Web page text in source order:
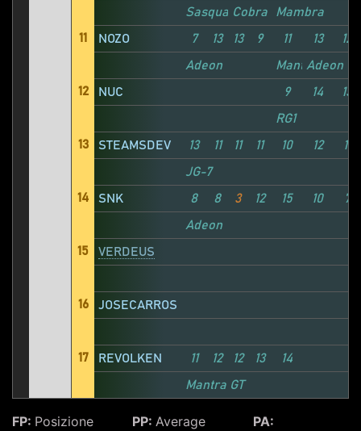
SasquatchCobra MaxMambra
11
NOZO 7 13 13 9 11 13 12
Adeon Mantra GT
Adeon
12
NUC 9 14 13
RG1
13
STEAMSDEV 13 11 11 11 10 12 11
JG-7
14
SNK 8 8 3 12 15 10 7
Adeon
15
VERDEUS
16 JOSECARROS
17 REVOLKEN 11 12 12 13 14
Mantra GT
FP: Posizione
PP:Average
PA: